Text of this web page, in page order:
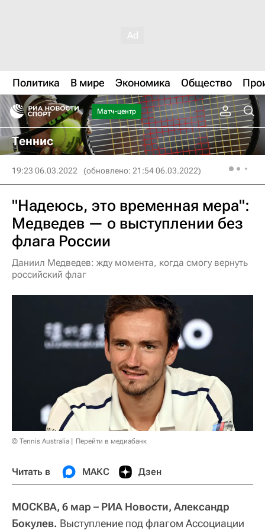
Политика В мире Экономика Общество
Матч-центр
Теннис
19:23 06.03.2022 (обновлено: 21:54 06.03.2022)
"Надеюсь, это временная мера":
Медведев — о выступлении без
флага России
Даниил Медведев: жду момента, когда смогу вернуть
российский флаг
© Tennis Australia Перейти в медиабанк
Читать в МАКС Дзен
МОСКВА, 6 мар – РИА Новости, Александр
Бокулев. Выступление под флагом Ассоциации